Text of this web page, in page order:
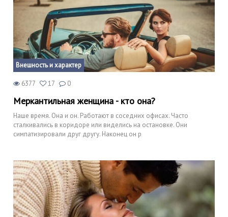
Внешность и характер
6377 17 0
Меркантильная женщина - кто она?
Наше время. Она и он. Работают в соседних офисах. Часто
сталкивались в коридоре или виделись на остановке. Они
симпатизировали друг другу. Наконец он р